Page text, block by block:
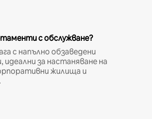
с обслужване?
с напълно обзаведени
за настаняване на
жилища и